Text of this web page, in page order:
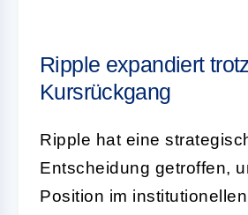
Ripple expandiert
Kursrückgang
Ripple hat eine
Entscheidung getroffen,
Position im